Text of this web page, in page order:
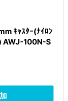
ｷｬｽﾀｰ(ﾅｲﾛﾝ
AWJ-100N-S